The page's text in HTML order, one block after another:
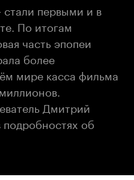
первыми и в
По итогам
часть эпопеи
более
мире касса фильма
Дмитрий
об